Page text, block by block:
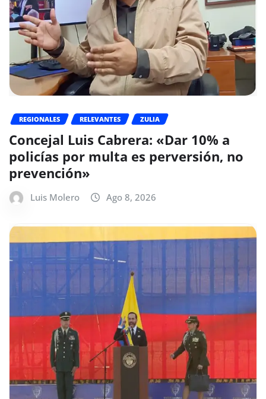
REGIONALES RELEVANTES ZULIA
Concejal Luis Cabrera: «Dar 10% a
policías por multa es perversión, no
prevención»
Luis Molero Ago 8, 2026